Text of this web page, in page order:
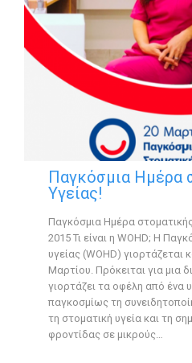
Παγκόσμια Ημέρα
Υγείας!
Παγκόσμια Ημέρα
2015 Τι είναι η WOHD; Η
υγείας (WOHD) γιορτάζεται
Μαρτίου. Πρόκειται για μια
γιορτάζει τα οφέλη από ένα
παγκοσμίως τη
τη στοματική υγεία και τη
φροντίδας σε μικρούς…